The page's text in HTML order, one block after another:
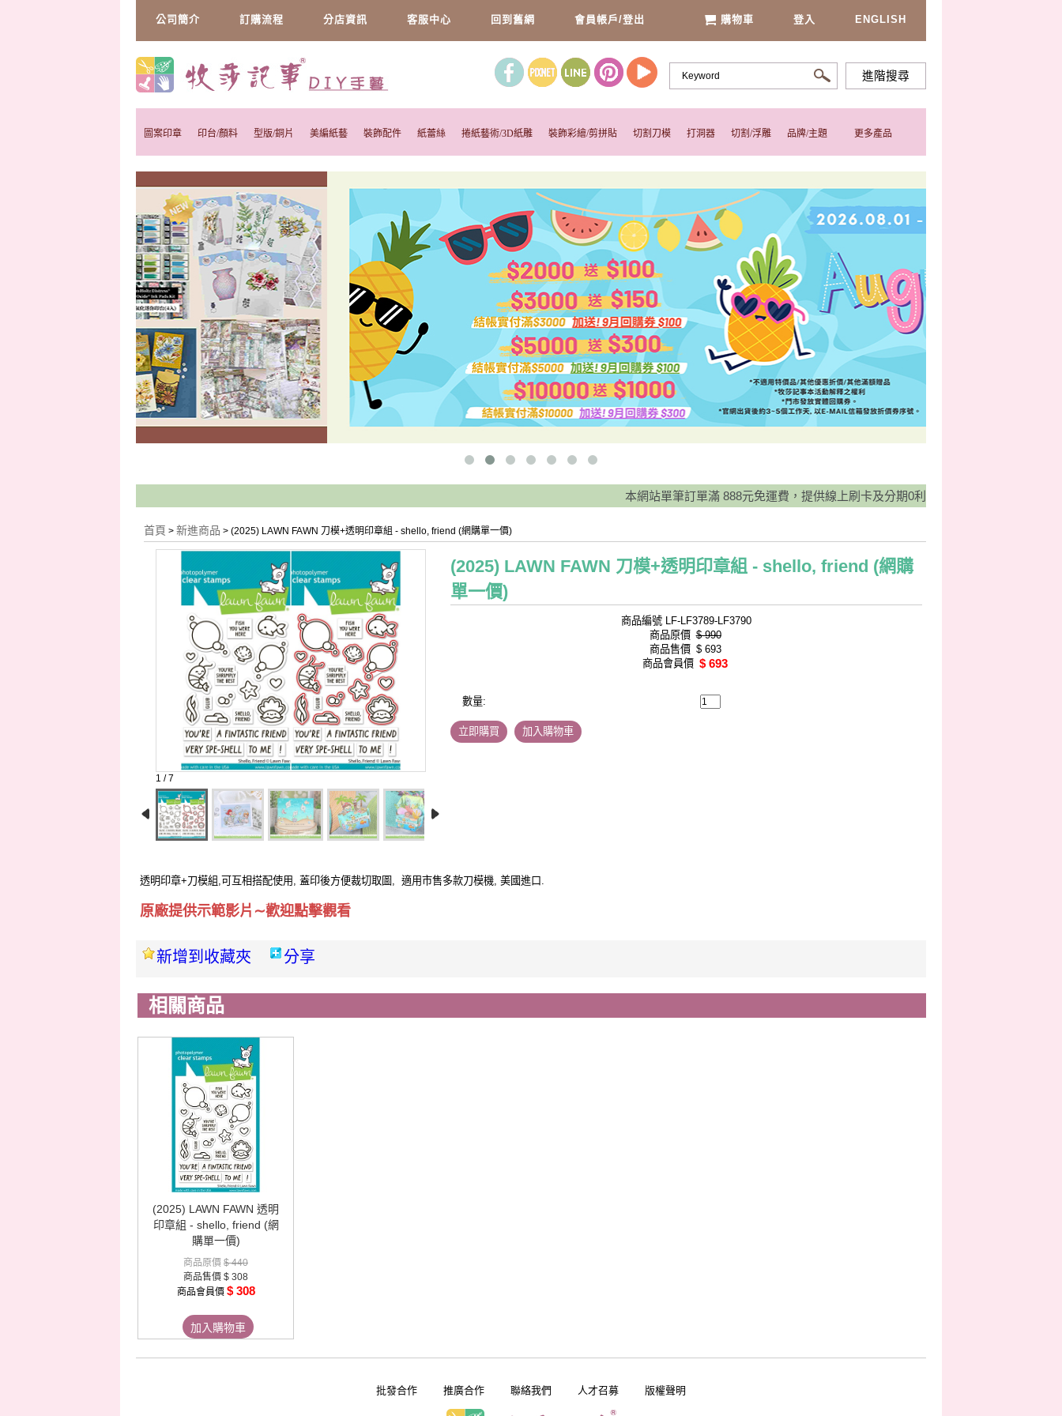
公司簡介 訂購流程 分店資訊 客服中心 回到舊網 會員帳戶/登出 購物車 登入 ENGLISH
進階搜尋
圖案印章 印台/顏料 型版/銅片 美編紙藝 裝飾配件 紙蕾絲 捲紙藝術/3D紙雕 裝飾彩繪/剪拼貼 切割刀模 打洞器 切割/浮雕 品牌/主題 更多產品
本網站單筆訂單滿 888元免運費，提供線上刷卡及分期0利率服務，並有宅配貨到付款
首頁 > 新進商品 > (2025) LAWN FAWN 刀模+透明印章組 - shello, friend (網購單一價)
1 / 7
(2025) LAWN FAWN 刀模+透明印章組 - shello, friend (網購
單一價)
商品編號 LF-LF3789-LF3790
商品原價 $ 990
商品售價 $ 693
商品會員價 $ 693
數量:
立即購買 加入購物車
透明印章+刀模組,可互相搭配使用, 蓋印後方便裁切取圖, 適用市售多款刀模機, 美國進口.
原廠提供示範影片∼歡迎點擊觀看
新增到收藏夾 分享
相關商品
(2025) LAWN FAWN 透明
印章組 - shello, friend (網
購單一價)
商品原價 $ 440
商品售價 $ 308
商品會員價 $ 308
加入購物車
批發合作 推廣合作 聯絡我們 人才召募 版權聲明